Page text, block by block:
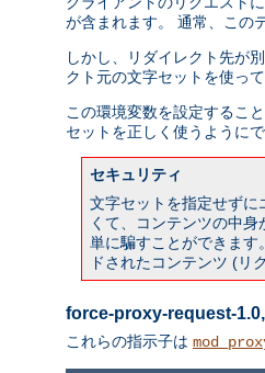
が含まれます。 通常、この
しかし、リダイレクト先が
クト元の文字セットを使っ
この環境変数を設定するこ
セットを正しく使うようにで
セキュリティ
文字セットを指定せず
くて、コンテンツの中
単に騙すことができま
ドされたコンテンツ (リ
force-proxy-request-
これらの指示子は